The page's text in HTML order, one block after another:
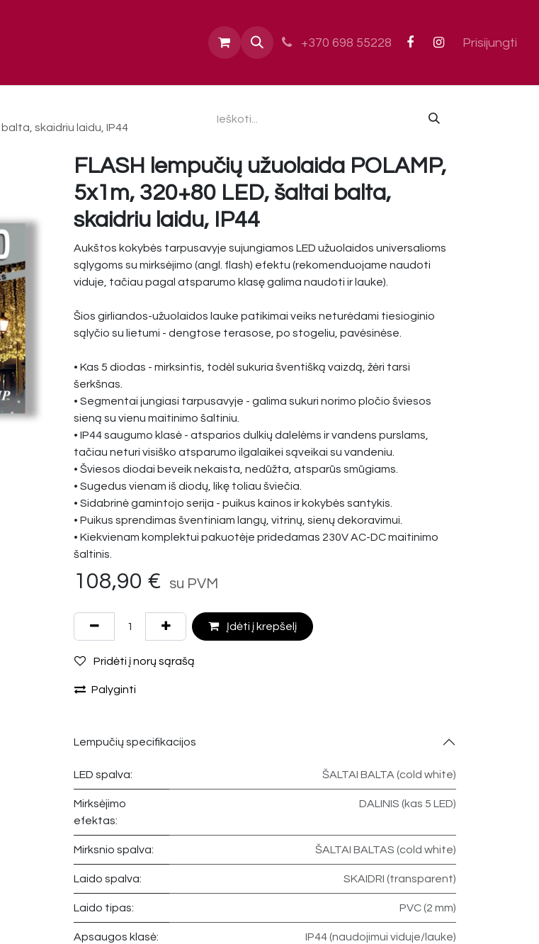
Kontaktai +370 698 55228 Prisijungti
skaidriu laidu, IP44
FLASH lempučių užuolaida POLAMP,
5x1m, 320+80 LED, šaltai balta,
skaidriu laidu, IP44
Aukštos kokybės tarpusavyje sujungiamos LED užuolaidos universalioms
sąlygoms su mirksėjimo (angl. flash) efektu (rekomenduojame naudoti
viduje, tačiau pagal atsparumo klasę galima naudoti ir lauke).
Šios girliandos-užuolaidos lauke patikimai veiks neturėdami tiesioginio
sąlyčio su lietumi - dengtose terasose, po stogeliu, pavėsinėse.
• Kas 5 diodas - mirksintis, todėl sukuria šventišką vaizdą, žėri tarsi
šerkšnas.
• Segmentai jungiasi tarpusavyje - galima sukuri norimo pločio šviesos
sieną su vienu maitinimo šaltiniu.
• IP44 saugumo klasė - atsparios dulkių dalelėms ir vandens purslams,
tačiau neturi visiško atsparumo ilgalaikei sąveikai su vandeniu.
• Šviesos diodai beveik nekaista, nedūžta, atsparūs smūgiams.
• Sugedus vienam iš diodų, likę toliau šviečia.
• Sidabrinė gamintojo serija - puikus kainos ir kokybės santykis.
• Puikus sprendimas šventiniam langų, vitrinų, sienų dekoravimui.
• Kiekvienam komplektui pakuotėje pridedamas 230V AC-DC maitinimo
šaltinis.
108,90 € su PVM
Įdėti į krepšelį
Pridėti į norų sąrašą
Palyginti
Lempučių specifikacijos
LED spalva: ŠALTAI BALTA (cold white)
Mirksėjimo
efektas:
DALINIS (kas 5 LED)
Mirksnio spalva: ŠALTAI BALTAS (cold white)
Laido spalva: SKAIDRI (transparent)
Laido tipas: PVC (2 mm)
Apsaugos klasė: IP44 (naudojimui viduje/lauke)